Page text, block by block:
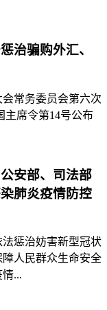
治骗购外汇、
会常务委员会第六次
主席令第14号公布
安部、司法部
肺炎疫情防控
法惩治妨害新型冠状
人民群众生命安全
...